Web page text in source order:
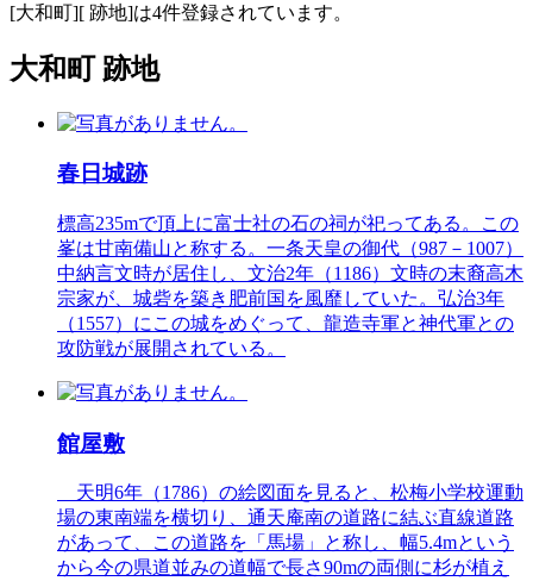
[大和町][ 跡地]は4件登録されています。
大和町 跡地
春日城跡
標高235mで頂上に富士社の石の祠が祀ってある。この
峯は甘南備山と称する。一条天皇の御代（987－1007）
中納言文時が居住し、文治2年（1186）文時の末裔高木
宗家が、城砦を築き肥前国を風靡していた。弘治3年
（1557）にこの城をめぐって、龍造寺軍と神代軍との
攻防戦が展開されている。
館屋敷
天明6年（1786）の絵図面を見ると、松梅小学校運動
場の東南端を横切り、通天庵南の道路に結ぶ直線道路
があって、この道路を「馬場」と称し、幅5.4mという
から今の県道並みの道幅で長さ90mの両側に杉が植え